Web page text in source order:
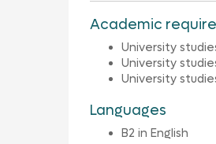
Academic
University
University
University
Languages
B2 in English